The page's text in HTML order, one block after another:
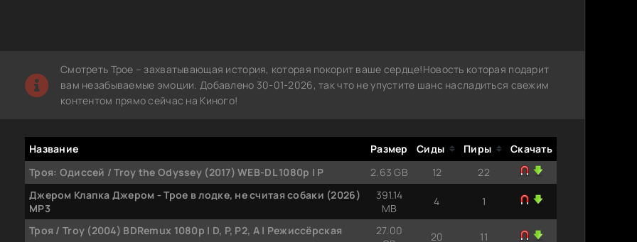
Смотреть Трое – захватывающая история, которая покорит ваше сердце!Новость которая подарит
вам незабываемые эмоции. Добавлено 30-01-2026, так что не упустите шанс насладиться свежим
контентом прямо сейчас на Киного!
Название Размер Сиды Пиры
Скачать
Троя: Одиссей / Troy the Odyssey (2017) WEB-DL 1080p | P
2.63 GB 12
22
Джером Клапка Джером - Трое в лодке, не считая собаки (2026)
MP3
391.14
MB
4 1
Троя / Troy (2004) BDRemux 1080p | D, P, P2, A | Режиссёрская
27.00
20 11